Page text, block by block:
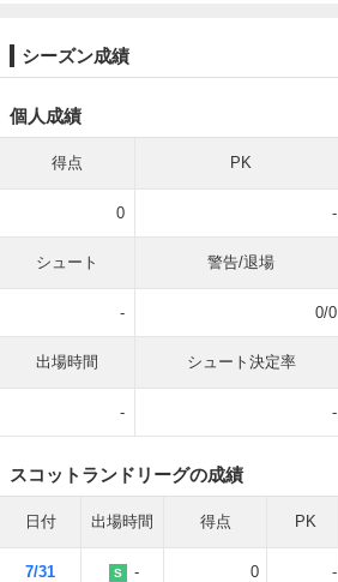
シーズン成績
個人成績
得点 PK
0 -
シュート 警告/退場
- 0/0
出場時間 シュート決定率
- -
スコットランドリーグの成績
日付 出場時間 得点 PK
7/31 S - 0 -